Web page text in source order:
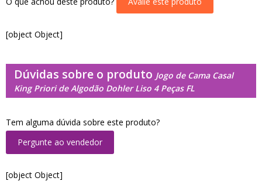
[object Object]
Dúvidas sobre o produto Jogo de Cama Casal
King Priori de Algodão Dohler Liso 4 Peças FL
Tem alguma dúvida sobre este produto?
Pergunte ao vendedor
[object Object]